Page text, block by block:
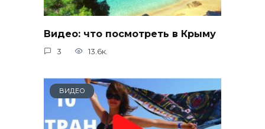
Видео: что посмотреть в Крыму
3 13.6к.
ВИДЕО